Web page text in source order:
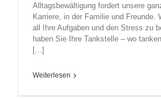
Alltagsbewältigung fordert unsere
Karriere, in der Familie und Freunde.
all Ihre Aufgaben und den Stress zu
haben Sie Ihre Tankstelle – wo
[...]
Weiterlesen